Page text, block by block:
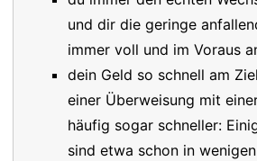
und dir die geringe
immer voll und im Voraus
dein Geld so schnell am
einer Überweisung mit
häufig sogar schneller:
sind etwa schon in